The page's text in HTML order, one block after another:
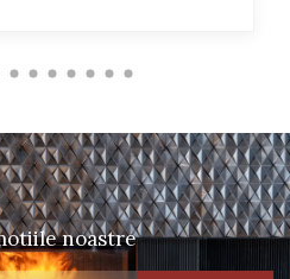
noastre